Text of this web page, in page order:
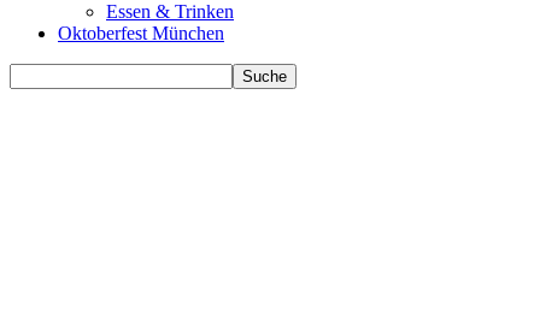
Essen & Trinken
Oktoberfest München